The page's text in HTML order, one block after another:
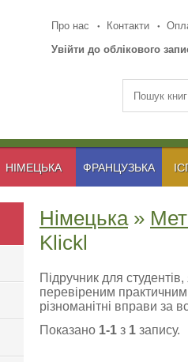
Про нас Контакти
Увійти до облікового
НІМЕЦЬКА ФРАНЦУЗЬКА
Німецька»
Klickl
Підручник для
перевіреним
різноманітні вправи за
Показано 1-1 з 1 запису.